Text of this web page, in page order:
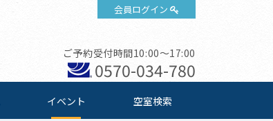
会員ログイン
ご予約受付時間10:00～17:00
0570-034-780
イベント 空室検索